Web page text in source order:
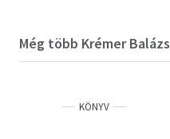
Még több Krémer Balázs
KÖNYV